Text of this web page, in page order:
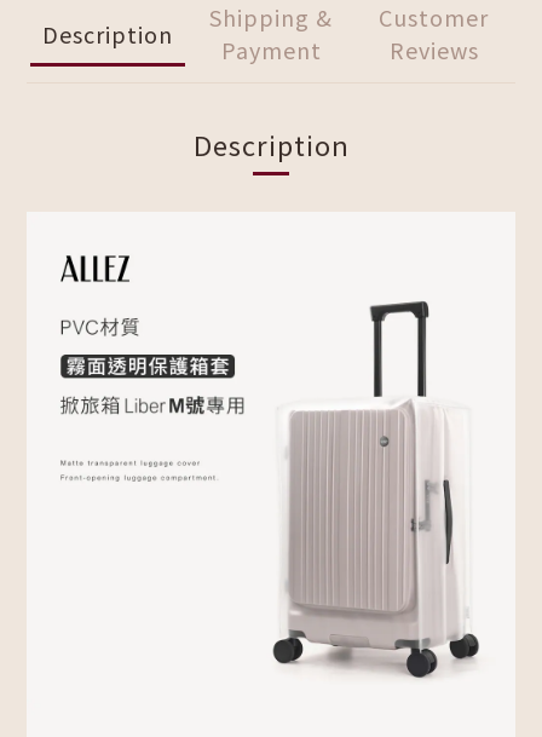
Description
Shipping &
Payment
Customer
Reviews
Description